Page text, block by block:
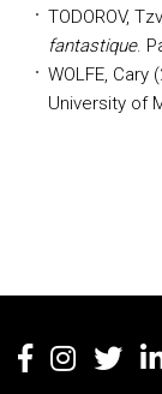
TODOROV,
fantastique.
WOLFE, Cary
University of